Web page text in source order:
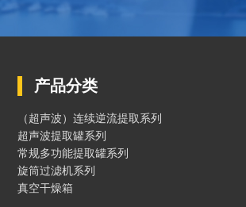
产品分类
（超声波）连续逆流提取系列
超声波提取罐系列
常规多功能提取罐系列
旋筒过滤机系列
真空干燥箱